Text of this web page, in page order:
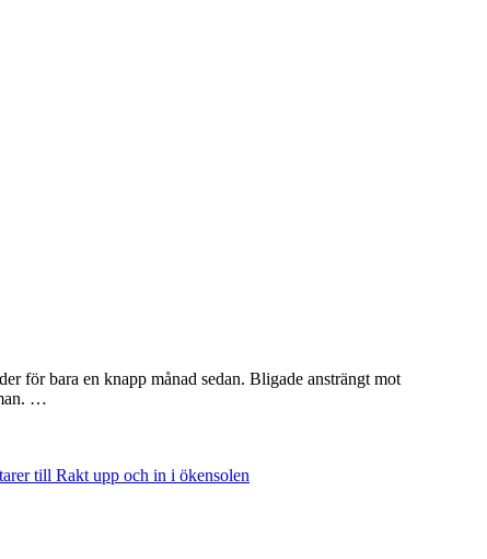
för bara en knapp månad sedan. Bligade ansträngt mot
…
till Rakt upp och in i ökensolen